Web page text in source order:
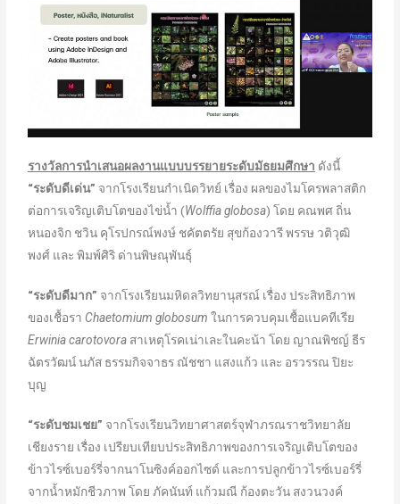
รางวัลการนำเสนอผลงานแบบบรรยายระดับมัธยมศึกษา ดังนี้
“ระดับดีเด่น” จากโรงเรียนกำเนิดวิทย์ เรื่อง ผลของไมโครพลาสติก
ต่อการเจริญเติบโตของไข่น้ำ (Wolffia globosa) โดย คณพศ ถิ่น
หนองจิก ชวิน คุโรปกรณ์พงษ์ ชคัตตรัย สุขก้องวารี พรรษ วติวุฒิ
พงศ์ และ พิมพ์ศิริ ด่านพิษณุพันธุ์
“ระดับดีมาก” จากโรงเรียนมหิดลวิทยานุสรณ์ เรื่อง ประสิทธิภาพ
ของเชื้อรา Chaetomium globosum ในการควบคุมเชื้อแบคทีเรีย
Erwinia carotovora สาเหตุโรคเน่าเละในคะน้า โดย ญาณพิชญ์ ธีร
ฉัตรวัฒน์ นภัส ธรรมกิจจาธร ณัชชา แสงแก้ว และ อรวรรณ ปิยะ
บุญ
“ระดับชมเชย” จากโรงเรียนวิทยาศาสตร์จุฬาภรณราชวิทยาลัย
เชียงราย เรื่อง เปรียบเทียบประสิทธิภาพของการเจริญเติบโตของ
ข้าวไรซ์เบอร์รี่จากนาโนซิงค์ออกไซด์ และการปลูกข้าวไรซ์เบอร์รี่
จากน้ำหมักชีวภาพ โดย ภัคนันท์ แก้วมณี ก้องตะวัน สงวนวงค์